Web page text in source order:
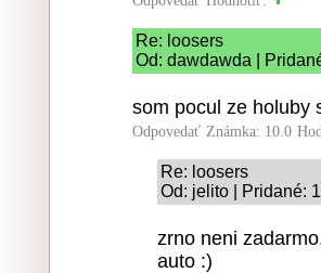
Re: loosers
Od: dawdawda |
som pocul ze holuby
Odpovedať Známka: 10.0
Re: loosers
Od: jelito | Pridané:
zrno neni
auto :)